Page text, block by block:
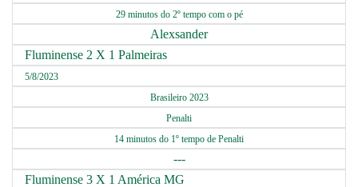
29 minutos do 2º tempo com o pé
Alexsander
Fluminense 2 X 1 Palmeiras
5/8/2023
Brasileiro 2023
Penalti
14 minutos do 1º tempo de Penalti
---
Fluminense 3 X 1 América MG